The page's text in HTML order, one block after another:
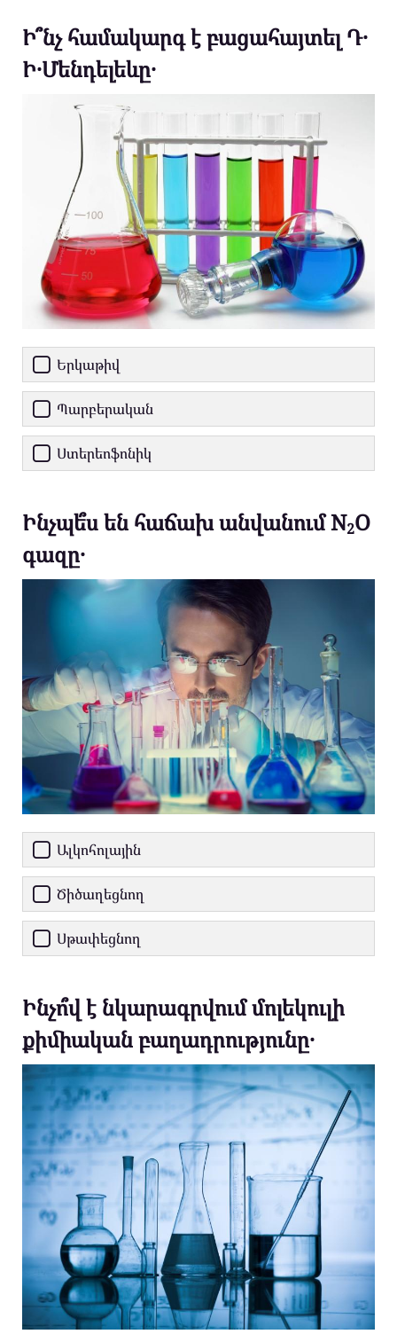
Ի՞նչ համակարգ է բացահայտել Դ․
Ի․Մենդելեևը․
Երկաթիվ
Պարբերական
Ստերեոֆոնիկ
Ինչպե՞ս են հաճախ անվանում N2O
գազը․
Ալկոհոլային
Ծիծաղեցնող
Սթափեցնող
Ինչո՞վ է նկարագրվում մոլեկուլի
քիմիական բաղադրությունը․